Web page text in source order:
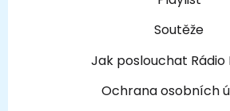
Soutěže
Jak poslouchat Rádio
Ochrana osobních